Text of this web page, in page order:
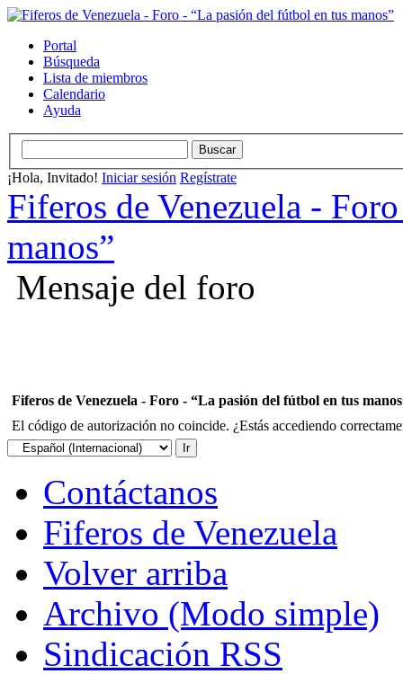
Portal
Búsqueda
Lista de miembros
Calendario
Ayuda
¡Hola, Invitado! Iniciar sesión Regístrate
Fiferos de Venezuela -
manos”
Mensaje del foro
Fiferos de Venezuela - Foro - “La pasión del fútbol en tus
El código de autorización no coincide. ¿Estás accediendo
Contáctanos
Fiferos de Venezuela
Volver arriba
Archivo (Modo simple)
Sindicación RSS